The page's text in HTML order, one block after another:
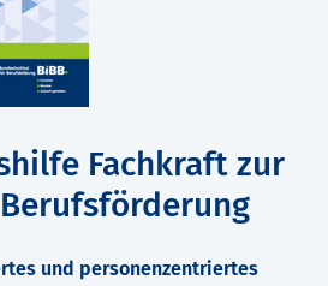
Fachkraft zur
und personenzentriertes